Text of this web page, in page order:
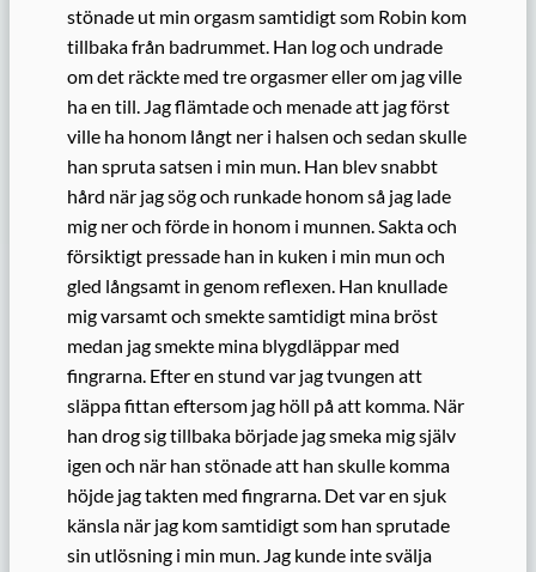
stönade ut min orgasm samtidigt som Robin kom
tillbaka från badrummet. Han log och undrade
om det räckte med tre orgasmer eller om jag ville
ha en till. Jag flämtade och menade att jag först
ville ha honom långt ner i halsen och sedan skulle
han spruta satsen i min mun. Han blev snabbt
hård när jag sög och runkade honom så jag lade
mig ner och förde in honom i munnen. Sakta och
försiktigt pressade han in kuken i min mun och
gled långsamt in genom reflexen. Han knullade
mig varsamt och smekte samtidigt mina bröst
medan jag smekte mina blygdläppar med
fingrarna. Efter en stund var jag tvungen att
släppa fittan eftersom jag höll på att komma. När
han drog sig tillbaka började jag smeka mig själv
igen och när han stönade att han skulle komma
höjde jag takten med fingrarna. Det var en sjuk
känsla när jag kom samtidigt som han sprutade
sin utlösning i min mun. Jag kunde inte svälja